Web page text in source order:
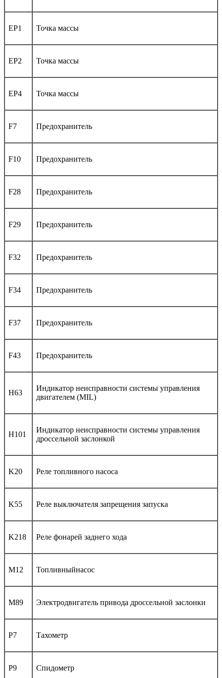
EP1 Точка массы
EP2 Точка массы
EP4 Точка массы
F7 Предохранитель
F10 Предохранитель
F28 Предохранитель
F29 Предохранитель
F32 Предохранитель
F34 Предохранитель
F37 Предохранитель
F43 Предохранитель
H63
Индикатор неисправности системы управления
двигателем (MIL)
H101
Индикатор неисправности системы управления
дроссельной заслонкой
K20 Реле топливного насоса
K55 Реле выключателя запрещения запуска
K218 Реле фонарей заднего хода
M12 Топливныйнасос
M89 Электродвигатель привода дроссельной заслонки
P7 Тахометр
P9 Спидометр